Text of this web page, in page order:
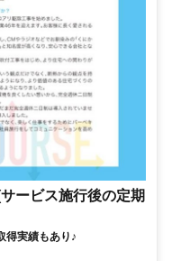
ービス施行後の定期
得実績もあり♪